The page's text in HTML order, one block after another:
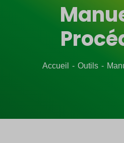
Accueil Outils